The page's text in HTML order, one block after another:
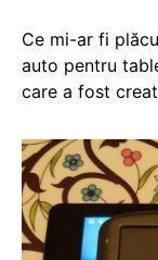
Ce mi-ar fi
auto pentru
care a fost